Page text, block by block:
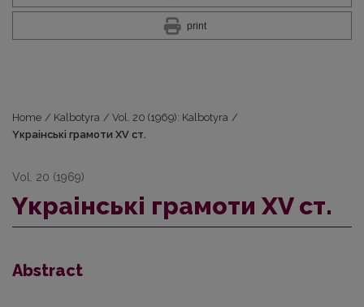
print
Home / Kalbotyra / Vol. 20 (1969): Kalbotyra /
Yкpaiнськi грамоти XV ст.
Vol. 20 (1969)
Yкpaiнськi грамоти XV ст.
Abstract